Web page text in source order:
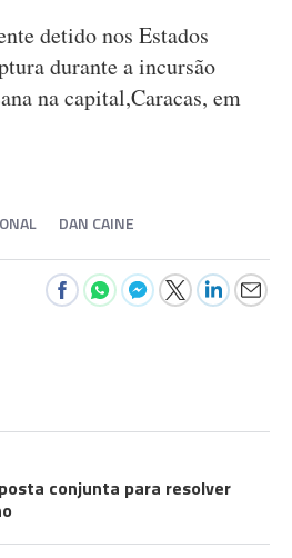
detido nos Estados
durante a incursão
na capital,Caracas, em
DAN CAINE
conjunta para resolver